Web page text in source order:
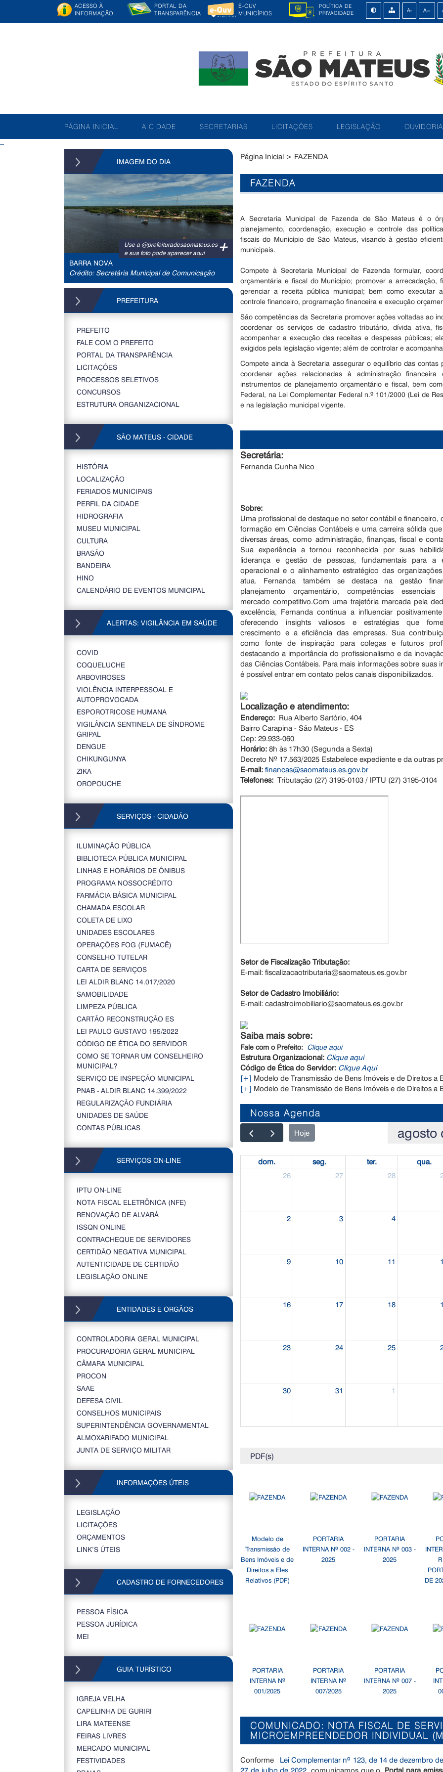
ACESSO À
INFORMAÇÃO
PORTAL DA
TRANSPARÊNCIA
E-OUV
MUNICÍPIOS
POLÍTICA DE
PRIVACIDADE
PÁGINA INICIAL A CIDADE SECRETARIAS LICITAÇÕES LEGISLAÇÃO OUVIDORIA
--
IMAGEM DO DIA
+
Use a @prefeituradesaomateus.es
e sua foto pode aparecer aqui
BARRA NOVA
Crédito: Secretária Municipal de Comunicação
PREFEITURA
PREFEITO
FALE COM O PREFEITO
PORTAL DA TRANSPARÊNCIA
LICITAÇÕES
PROCESSOS SELETIVOS
CONCURSOS
ESTRUTURA ORGANIZACIONAL
SÃO MATEUS - CIDADE
HISTÓRIA
LOCALIZAÇÃO
FERIADOS MUNICIPAIS
PERFIL DA CIDADE
HIDROGRAFIA
MUSEU MUNICIPAL
CULTURA
BRASÃO
BANDEIRA
HINO
CALENDÁRIO DE EVENTOS MUNICIPAL
ALERTAS: VIGILÂNCIA EM SAÚDE
COVID
COQUELUCHE
ARBOVIROSES
VIOLÊNCIA INTERPESSOAL E
AUTOPROVOCADA
ESPOROTRICOSE HUMANA
VIGILÂNCIA SENTINELA DE SÍNDROME
GRIPAL
DENGUE
CHIKUNGUNYA
ZIKA
OROPOUCHE
SERVIÇOS - CIDADÃO
ILUMINAÇÃO PÚBLICA
BIBLIOTECA PÚBLICA MUNICIPAL
LINHAS E HORÁRIOS DE ÔNIBUS
PROGRAMA NOSSOCRÉDITO
FARMÁCIA BÁSICA MUNICIPAL
CHAMADA ESCOLAR
COLETA DE LIXO
UNIDADES ESCOLARES
OPERAÇÕES FOG (FUMACÊ)
CONSELHO TUTELAR
CARTA DE SERVIÇOS
LEI ALDIR BLANC 14.017/2020
SAMOBILIDADE
LIMPEZA PÚBLICA
CARTÃO RECONSTRUÇÃO ES
LEI PAULO GUSTAVO 195/2022
CÓDIGO DE ÉTICA DO SERVIDOR
COMO SE TORNAR UM CONSELHEIRO
MUNICIPAL?
SERVIÇO DE INSPEÇÃO MUNICIPAL
PNAB - ALDIR BLANC 14.399/2022
REGULARIZAÇÃO FUNDIÁRIA
UNIDADES DE SAÚDE
CONTAS PÚBLICAS
SERVIÇOS ON-LINE
IPTU ON-LINE
NOTA FISCAL ELETRÔNICA (NFE)
RENOVAÇÃO DE ALVARÁ
ISSQN ONLINE
CONTRACHEQUE DE SERVIDORES
CERTIDÃO NEGATIVA MUNICIPAL
AUTENTICIDADE DE CERTIDÃO
LEGISLAÇÃO ONLINE
ENTIDADES E ORGÃOS
CONTROLADORIA GERAL MUNICIPAL
PROCURADORIA GERAL MUNICIPAL
CÂMARA MUNICIPAL
PROCON
SAAE
DEFESA CIVIL
CONSELHOS MUNICIPAIS
SUPERINTENDÊNCIA GOVERNAMENTAL
ALMOXARIFADO MUNICIPAL
JUNTA DE SERVIÇO MILITAR
INFORMAÇÕES ÚTEIS
LEGISLAÇÃO
LICITAÇÕES
ORÇAMENTOS
LINK’S ÚTEIS
CADASTRO DE FORNECEDORES
PESSOA FÍSICA
PESSOA JURÍDICA
MEI
GUIA TURÍSTICO
IGREJA VELHA
CAPELINHA DE GURIRI
LIRA MATEENSE
FEIRAS LIVRES
MERCADO MUNICIPAL
FESTIVIDADES
Página Inicial > FAZENDA
FAZENDA
A Secretaria Municipal de Fazenda de São Mateus é o
planejamento, coordenação, execução e controle das
fiscais do Município de São Mateus, visando à gestão
municipais.
Compete à Secretaria Municipal de Fazenda formular,
orçamentária e fiscal do Município; promover a arrecadação,
gerenciar a receita pública municipal; bem como executar
controle financeiro, programação financeira e execução
São competências da Secretaria promover ações voltadas ao
coordenar os serviços de cadastro tributário, dívida ativa,
acompanhar a execução das receitas e despesas públicas;
exigidos pela legislação vigente; além de controlar e
Compete ainda à Secretaria assegurar o equilíbrio das
coordenar ações relacionadas à administração
instrumentos de planejamento orçamentário e fiscal, bem
Federal, na Lei Complementar Federal n.º 101/2000 (Lei de
e na legislação municipal vigente.
Secretária:
Fernanda Cunha Nico
Sobre:
Uma profissional de destaque no setor contábil e financeiro,
formação em Ciências Contábeis e uma carreira sólida
diversas áreas, como administração, finanças, fiscal e
Sua experiência a tornou reconhecida por suas
liderança e gestão de pessoas, fundamentais para a
operacional e o alinhamento estratégico das
atua. Fernanda também se destaca na gestão
planejamento orçamentário, competências
mercado competitivo.Com uma trajetória marcada pela
excelência, Fernanda continua a influenciar
oferecendo insights valiosos e estratégias que
crescimento e a eficiência das empresas. Sua
como fonte de inspiração para colegas e futuros
destacando a importância do profissionalismo e da
das Ciências Contábeis. Para mais informações sobre suas
é possível entrar em contato pelos canais disponibilizados.
Localização e atendimento:
Endereço: Rua Alberto Sartório, 404
Bairro Carapina - São Mateus - ES
Cep: 29.933-060
Horário: 8h às 17h30 (Segunda a Sexta)
Decreto Nº 17.563/2025 Estabelece expediente e da outras
E-mail: financas@saomateus.es.gov.br
Telefones:Tributação (27) 3195-0103 / IPTU (27) 3195-0104
Setor de Fiscalização Tributação:
E-mail: fiscalizacaotributaria@saomateus.es.gov.br
Setor de Cadastro Imobiliário:
E-mail: cadastroimobiliario@saomateus.es.gov.br
Saiba mais sobre:
Fale com o Prefeito: Clique aqui
Estrutura Organizacional: Clique aqui
Código de Ética do Servidor: Clique Aqui
[+] Modelo de Transmissão de Bens Imóveis e de Direitos a
[+] Modelo de Transmissão de Bens Imóveis e de Direitos a
Nossa Agenda
Hoje agosto
dom. seg. ter. qua.
26
27 28
2 3 4
9 10 11
16 17 18
23 24 25
30 31 1
PDF(s)
Modelo de
Transmissão de
Bens Imóveis e de
Direitos a Eles
Relativos (PDF)
PORTARIA
INTERNA Nº 002 -
2025
PORTARIA
INTERNA Nº 003 -
2025
DE
PORTARIA
INTERNA Nº
001/2025
PORTARIA
INTERNA Nº
007/2025
PORTARIA
INTERNA Nº 007 -
2025
COMUNICADO: NOTA FISCAL DE
MICROEMPREENDEDOR INDIVIDUAL
Conforme Lei Complementar nº 123, de 14 de dezembro
27 de julho de 2022 , comunicamos que o Portal para